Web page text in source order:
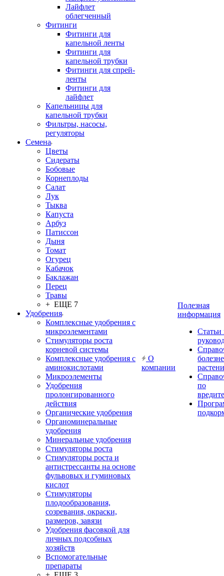
Лайфлет
облегченный
Фитинги
Фитинги для
капельной ленты
Фитинги для
капельной трубки
Фитинги для спрей-
ленты
Фитинги для
лайфлет
Капельницы для
капельной трубки
Фильтры, насосы,
регуляторы
Семена
Цветы
Сидераты
Бобовые
Корнеплоды
Салат
Лук
Тыква
Капуста
Арбуз
Патиссон
Дыня
Томат
Огурец
Кабачок
Баклажан
Перец
Травы
+ ЕЩЕ 7
Удобрения
Комплексные удобрения с
микроэлементами
Стимуляторы роста
корневой системы
Комплексные удобрения с
аминокислотами
Микроэлементы
Удобрения
пролонгированного
действия
Органические удобрения
Органоминеральные
удобрения
Минеральные удобрения
Стимуляторы роста
Стимуляторы роста и
антистрессанты на основе
фульвовых и гуминовых
кислот
Стимуляторы
плодообразования,
созревания, окраски,
размеров, завязи
Удобрения фасовкой для
личных подсобных
хозяйств
Вспомогательные
препараты
О
компании
Полезная
информация
Статьи
по